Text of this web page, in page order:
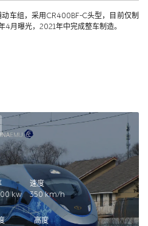
车组，采用CR400BF-C头型，目前仅制
月曝光，2021年中完成整车制造。
kw
速度
350km/h
高度